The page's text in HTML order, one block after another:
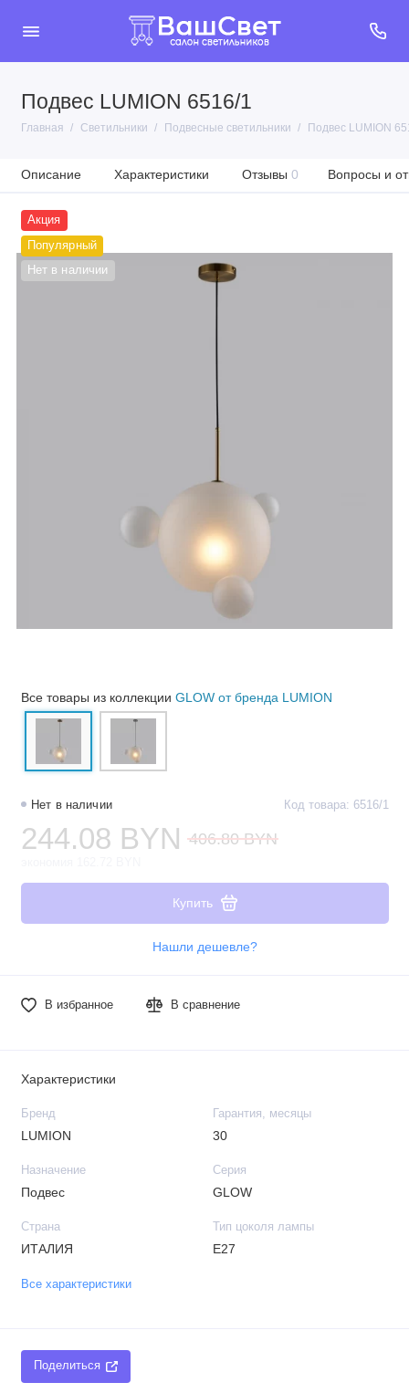
Подвес LUMION 6516/1
Главная Светильники Подвесные светильники Подвес LUMION
Описание Характеристики Отзывы 0 Вопросы и
Акция
Популярный
Нет в наличии
Нет в наличии Код товара: 6516/1
244.08 BYN 406.80 BYN
Купить
Нашли дешевле?
В избранное В сравнение
Все товары из коллекции GLOW от бренда LUMION
Характеристики
Бренд
LUMION
Гарантия, месяцы
30
Назначение
Подвес
Серия
GLOW
Страна
ИТАЛИЯ
Тип цоколя лампы
E27
Все характеристики
Поделиться